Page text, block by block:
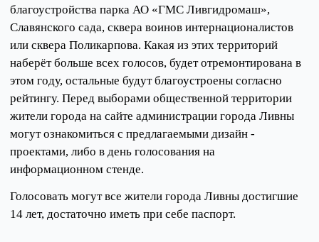
благоустройства парка АО «ГМС Ливгидромаш»,
Славянского сада, сквера воинов интернационалистов
или сквера Поликарпова. Какая из этих территорий
наберёт больше всех голосов, будет отремонтирована в
этом году, остальные будут благоустроены согласно
рейтингу. Перед выборами общественной территории
жители города на сайте администрации города Ливны
могут ознакомиться с предлагаемыми дизайн -
проектами, либо в день голосования на
информационном стенде.
Голосовать могут все жители города Ливны достигшие
14 лет, достаточно иметь при себе паспорт.